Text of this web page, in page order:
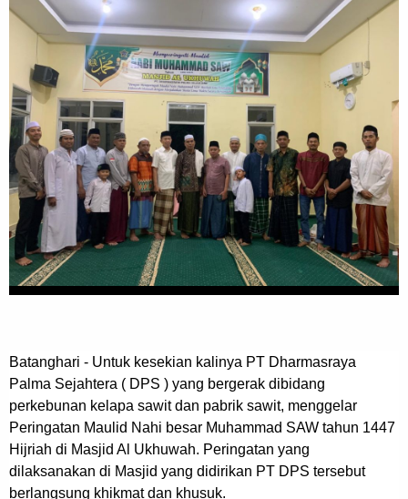
Batanghari - Untuk kesekian kalinya PT Dharmasraya
Palma Sejahtera ( DPS ) yang bergerak dibidang
perkebunan kelapa sawit dan pabrik sawit, menggelar
Peringatan Maulid Nahi besar Muhammad SAW tahun 1447
Hijriah di Masjid Al Ukhuwah. Peringatan yang
dilaksanakan di Masjid yang didirikan PT DPS tersebut
berlangsung khikmat dan khusuk.